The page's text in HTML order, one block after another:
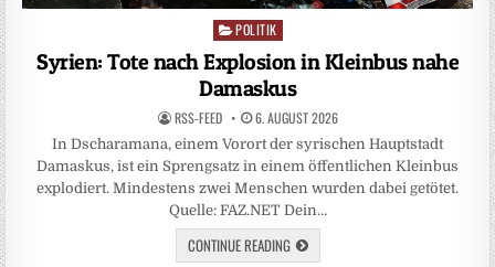
Posted
in
POLITIK
Syrien: Tote nach Explosion in Kleinbus nahe
Damaskus
RSS-FEED 6. AUGUST 2026
In Dscharamana, einem Vorort der syrischen Hauptstadt
Damaskus, ist ein Sprengsatz in einem öffentlichen Kleinbus
explodiert. Mindestens zwei Menschen wurden dabei getötet.
Quelle: FAZ.NET Dein…
CONTINUE READING